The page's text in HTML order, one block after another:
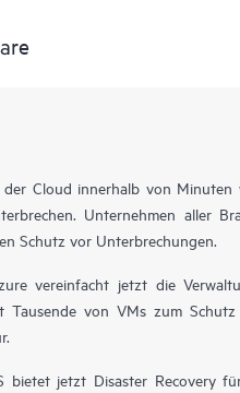
Cloud innerhalb von Minuten
Unternehmen aller
Schutz vor Unterbrechungen.
vereinfacht jetzt die
Tausende von VMs zum
jetzt Disaster Recovery